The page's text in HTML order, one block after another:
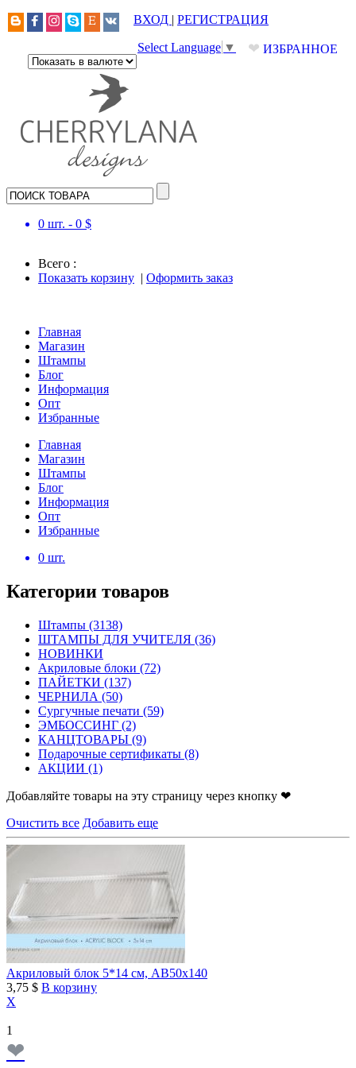
ВХОД | РЕГИСТРАЦИЯ
❤ ИЗБРАННОЕ
Select Language ▼
0 шт. - 0 $
Всего :
Показать корзину | Оформить заказ
Главная
Магазин
Штампы
Блог
Информация
Опт
Избранные
Главная
Магазин
Штампы
Блог
Информация
Опт
Избранные
0 шт.
Категории товаров
Штампы (3138)
ШТАМПЫ ДЛЯ УЧИТЕЛЯ (36)
НОВИНКИ
Акриловые блоки (72)
ПАЙЕТКИ (137)
ЧЕРНИЛА (50)
Сургучные печати (59)
ЭМБОССИНГ (2)
КАНЦТОВАРЫ (9)
Подарочные сертификаты (8)
АКЦИИ (1)
Добавляйте товары на эту страницу через кнопку ❤
Очистить все Добавить еще
Акриловый блок 5*14 см, AB50х140
3,75 $ В корзину
X
1
❤